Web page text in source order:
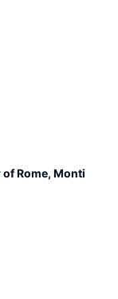
Rome, Monti